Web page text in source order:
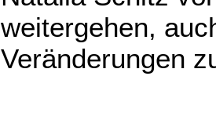
weitergehen,
Veränderungen